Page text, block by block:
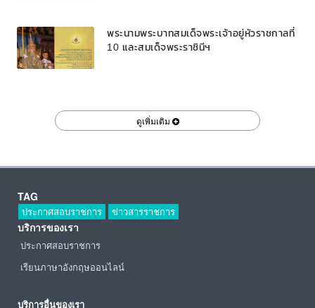
พระนามพระบาทสมเด็จพระเจ้าอยู่หัวราชกาลที่
10 และสมเด็จพระราชินีฯ
ดูเพิ่มเติม
TAG
ประกาศสอบราชการ ข่าวสารราชการ
บริการของเรา
ประกาศสอบราชการ
เรียนภาษาอังกฤษออนไลน์
บริการอื่นของเรา